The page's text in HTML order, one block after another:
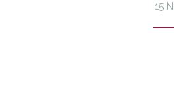
15